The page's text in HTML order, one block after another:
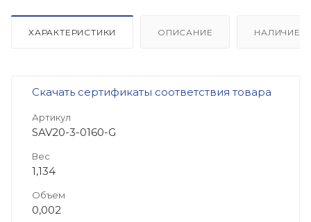
ХАРАКТЕРИСТИКИ ОПИСАНИЕ НАЛИЧИЕ
Скачать сертификаты соответствия товара
Артикул
SAV20-3-0160-G
Вес
1,134
Объем
0,002